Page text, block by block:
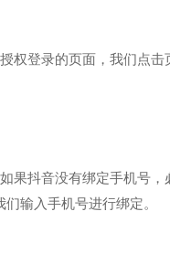
权登录的页面，我们点击
果抖音没有绑定手机号，
输入手机号进行绑定。